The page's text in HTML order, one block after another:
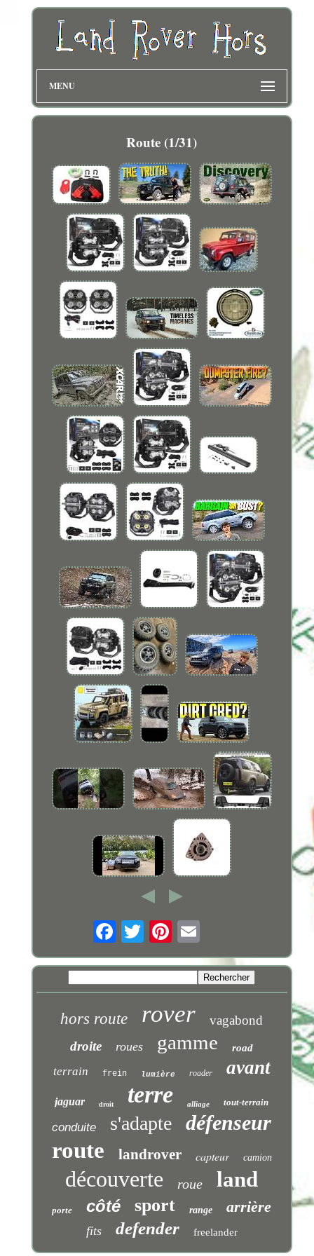
MENU
Route (1/31)
hors route rover
vagabond
droite
roues gamme road
terrain frein lumière roader avant
jaguar droit terre alliage tout-terrain
conduite s'adapte défenseur
route landrover capteur camion
découverte roue land
porte côté sport range arrière
fits defender freelander